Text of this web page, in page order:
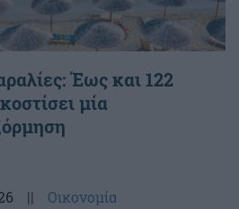
Έως και 122
μία
|| Οικονομία